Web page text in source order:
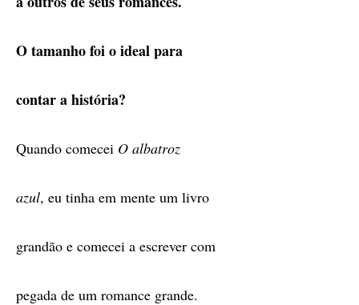
O tamanho foi o ideal para
contar a história?
Quando comecei O albatroz
azul, eu tinha em mente um livro
grandão e comecei a escrever com
pegada de um romance grande.